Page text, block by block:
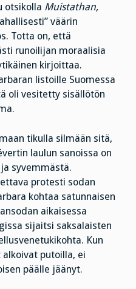
otsikolla Muistathan,
väärin
Totta on, että
runoilijan moraalisia
kirjoittaa.
listoille Suomessa
oli vesitetty sisällötön
tikulla silmään sitä,
laulun sanoissa on
syvemmästä.
protesti sodan
kohtaa satunnaisen
aikaisessa
sijaitsi saksalaisten
Kun
putoilla, ei
päälle jäänyt.